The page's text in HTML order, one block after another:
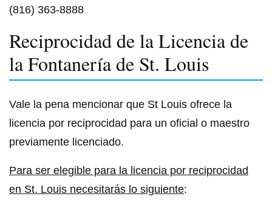
(816) 363-8888
Reciprocidad de la Licencia de
la Fontanería de St. Louis
Vale la pena mencionar que St Louis ofrece la
licencia por reciprocidad para un oficial o maestro
previamente licenciado.
Para ser elegible para la licencia por reciprocidad
en St. Louis necesitarás lo siguiente: